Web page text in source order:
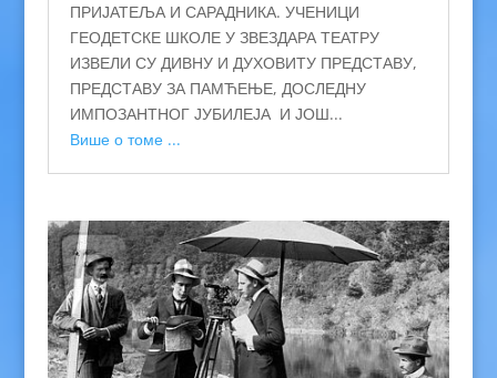
ПРИЈАТЕЉА И САРАДНИКА. УЧЕНИЦИ
ГЕОДЕТСКЕ ШКОЛЕ У ЗВЕЗДАРА ТЕАТРУ
ИЗВЕЛИ СУ ДИВНУ И ДУХОВИТУ ПРЕДСТАВУ,
ПРЕДСТАВУ ЗА ПАМЋЕЊЕ, ДОСЛЕДНУ
ИМПОЗАНТНОГ ЈУБИЛЕЈА И ЈОШ...
Више о томе ...